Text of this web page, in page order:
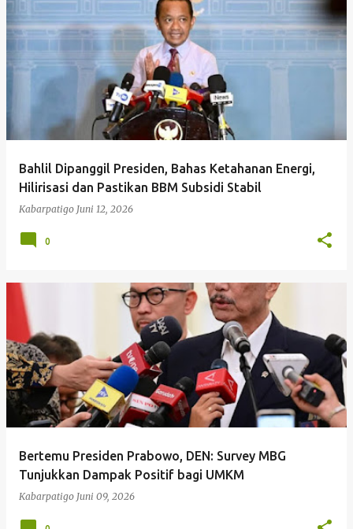
Bahlil Dipanggil Presiden, Bahas Ketahanan Energi,
Hilirisasi dan Pastikan BBM Subsidi Stabil
Kabarpatigo Juni 12, 2026
0
Bertemu Presiden Prabowo, DEN: Survey MBG
Tunjukkan Dampak Positif bagi UMKM
Kabarpatigo Juni 09, 2026